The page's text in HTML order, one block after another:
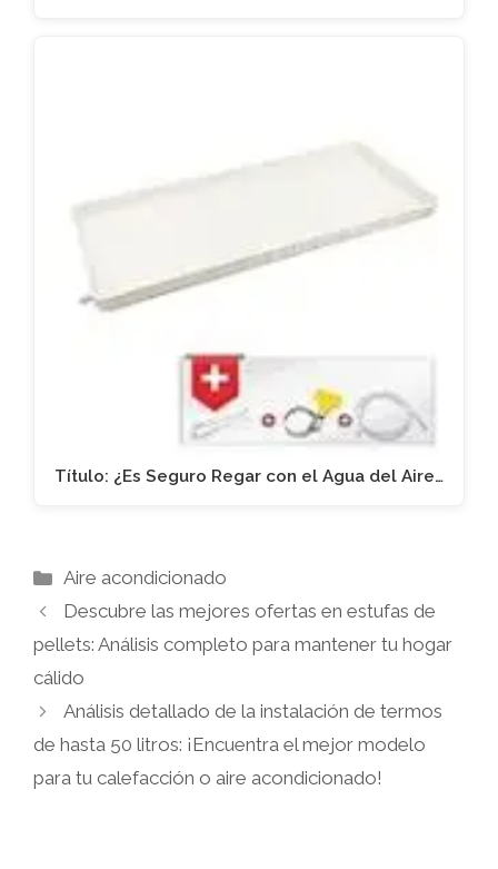
Título: ¿Es Seguro Regar con el Agua del Aire…
Categorías
Aire acondicionado
Descubre las mejores ofertas en estufas de
pellets: Análisis completo para mantener tu hogar
cálido
Análisis detallado de la instalación de termos
de hasta 50 litros: ¡Encuentra el mejor modelo
para tu calefacción o aire acondicionado!